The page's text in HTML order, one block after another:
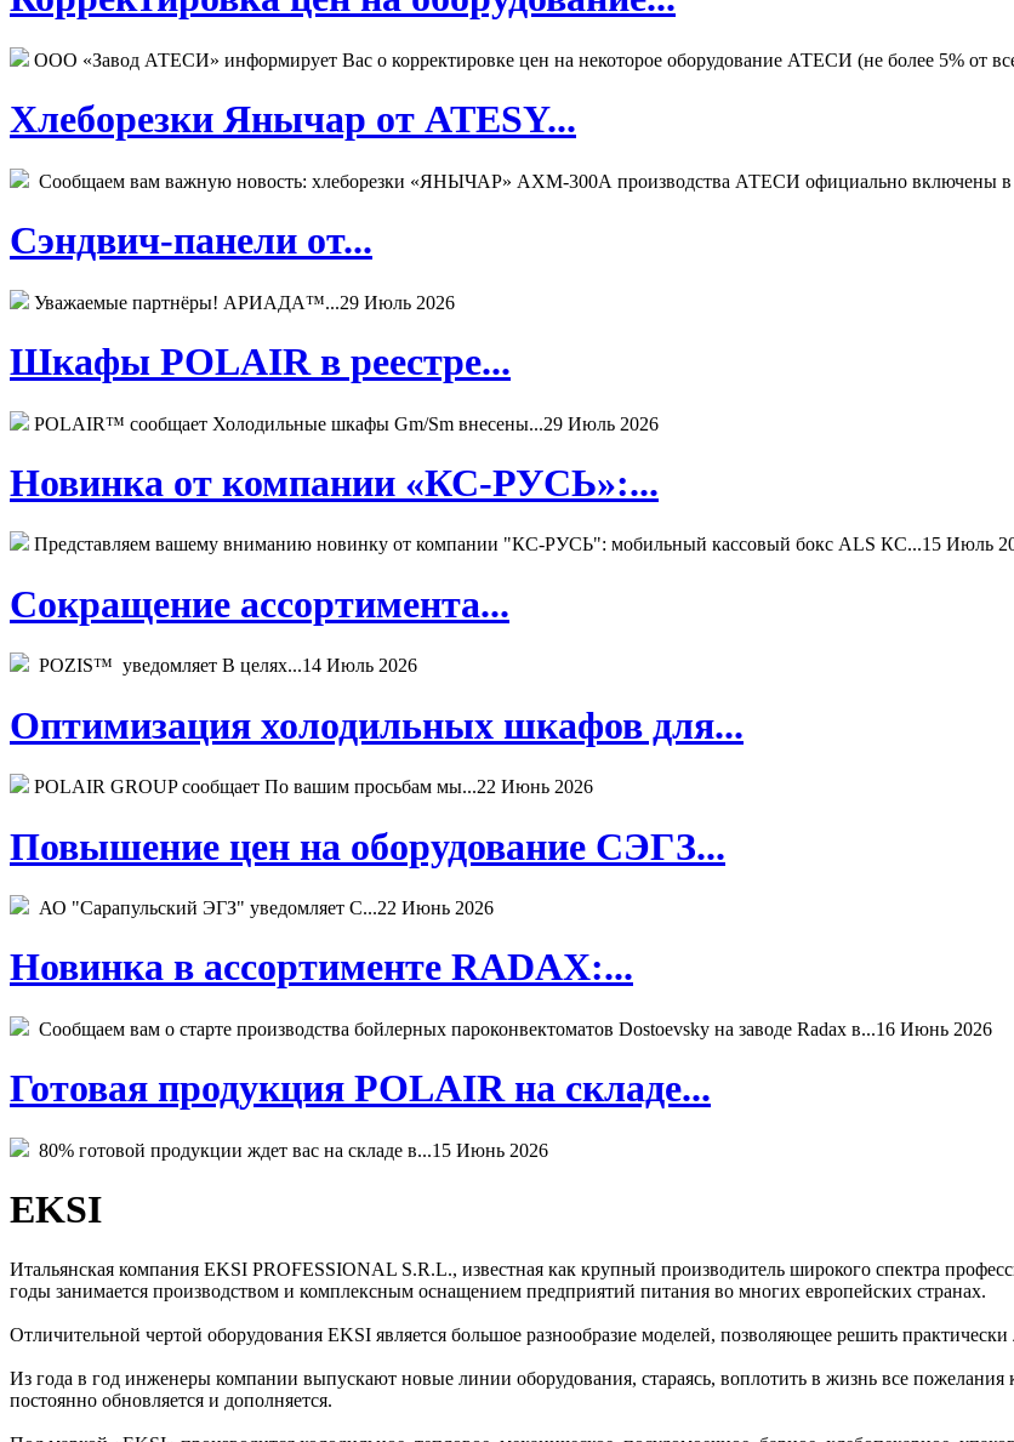
ООО «Завод АТЕСИ» информирует Вас о корректировке цен на некоторое оборудование АТЕСИ (не более 5% от
Хлеборезки Янычар от ATESY...
Сообщаем вам важную новость: хлеборезки «ЯНЫЧАР» АХМ-300А производства АТЕСИ официально включены в
Сэндвич-панели от...
Уважаемые партнёры! АРИАДА™...29 Июль 2026
Шкафы POLAIR в реестре...
POLAIR™ сообщает Холодильные шкафы Gm/Sm внесены...29 Июль 2026
Новинка от компании «КС-РУСЬ»:...
Представляем вашему вниманию новинку от компании "КС-РУСЬ": мобильный кассовый бокс ALS КС...15 Июль
Сокращение ассортимента...
POZIS™ уведомляет В целях...14 Июль 2026
Оптимизация холодильных шкафов для...
POLAIR GROUP сообщает По вашим просьбам мы...22 Июнь 2026
Повышение цен на оборудование СЭГЗ...
АО "Сарапульский ЭГЗ" уведомляет С...22 Июнь 2026
Новинка в ассортименте RADAX:...
Сообщаем вам о старте производства бойлерных пароконвектоматов Dostoevsky на заводе Radax в...16 Июнь 2026
Готовая продукция POLAIR на складе...
80% готовой продукции ждет вас на складе в...15 Июнь 2026
EKSI
Итальянская компания EKSI PROFESSIONAL S.R.L., известная как крупный производитель широкого спектра
годы занимается производством и комплексным оснащением предприятий питания во многих европейских странах.
Отличительной чертой оборудования EKSI является большое разнообразие моделей, позволяющее решить
Из года в год инженеры компании выпускают новые линии оборудования, стараясь, воплотить в жизнь все
постоянно обновляется и дополняется.